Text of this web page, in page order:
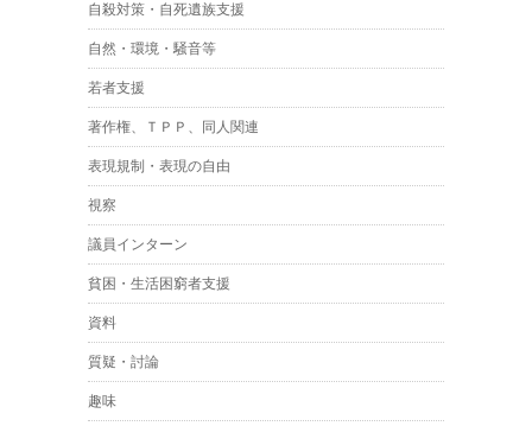
自殺対策・自死遺族支援
自然・環境・騒音等
若者支援
著作権、ＴＰＰ、同人関連
表現規制・表現の自由
視察
議員インターン
貧困・生活困窮者支援
資料
質疑・討論
趣味